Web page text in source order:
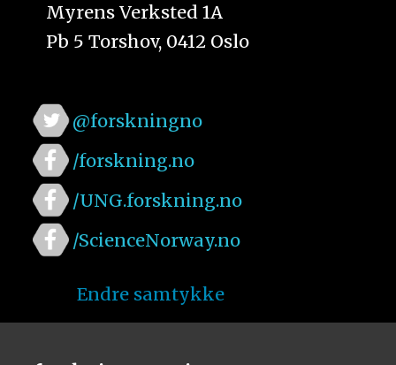
Myrens Verksted 1A
Pb 5 Torshov, 0412 Oslo
@forskningno
/forskning.no
/UNG.forskning.no
/ScienceNorway.no
Endre samtykke